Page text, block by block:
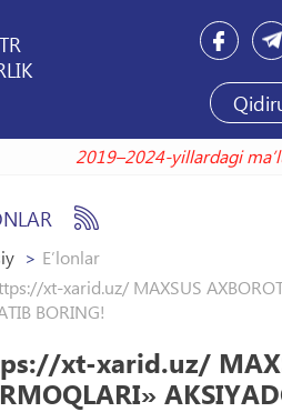
2019–2024-yillardagi
E’lonlar
xt-xarid.uz/ MAXSUS AXBOROT
BORING!
xt-xarid.uz/